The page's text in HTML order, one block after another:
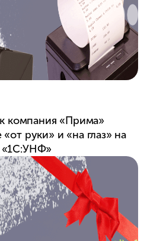
компания «Прима»
руки» и «на глаз» на
«1С:УНФ»